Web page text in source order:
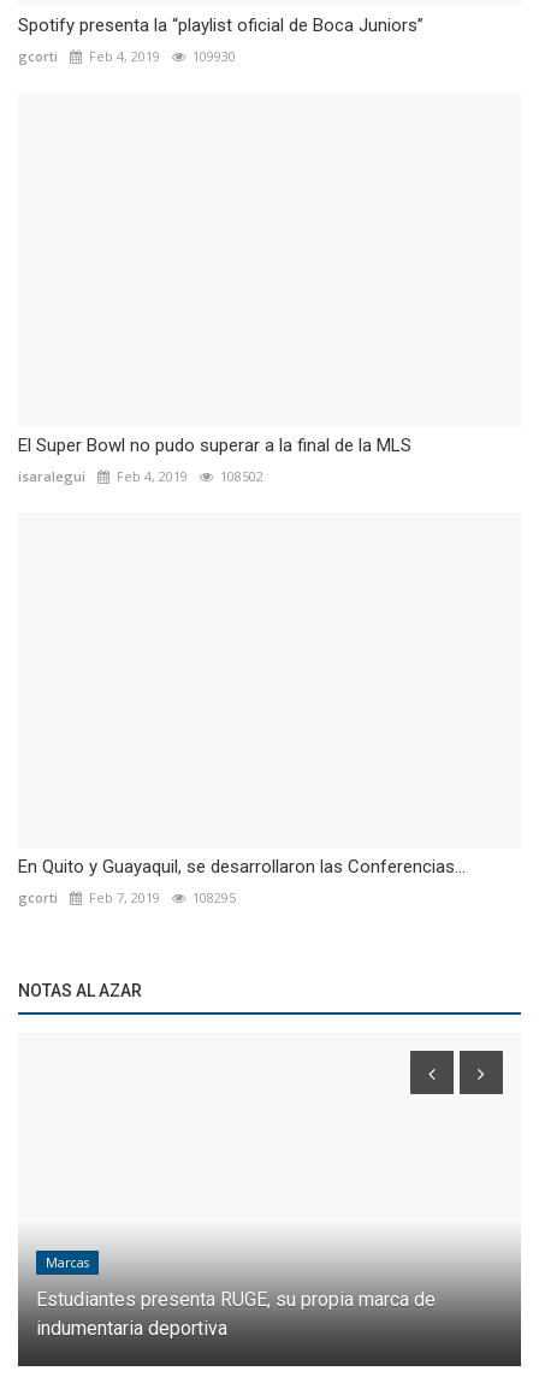
Spotify presenta la “playlist oficial de Boca Juniors”
gcorti Feb 4, 2019 109930
El Super Bowl no pudo superar a la final de la MLS
isaralegui Feb 4, 2019 108502
En Quito y Guayaquil, se desarrollaron las Conferencias...
gcorti Feb 7, 2019 108295
NOTAS AL AZAR
Marcas
Estudiantes presenta RUGE, su propia marca de
indumentaria deportiva